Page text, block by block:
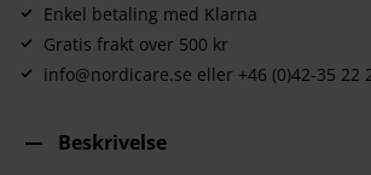
Enkel betaling med Klarna
Gratis frakt over 500 kr
info@nordicare.se eller +46 (0)42-35 22
Beskrivelse